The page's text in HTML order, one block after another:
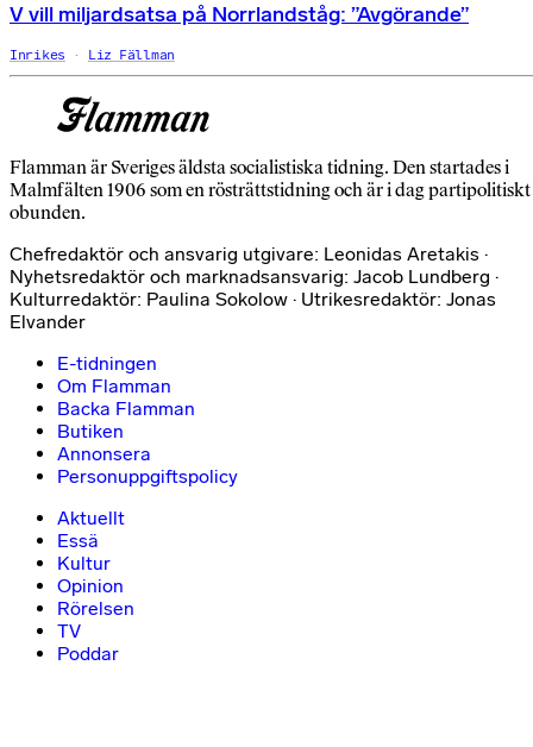
V vill miljardsatsa på Norrlandståg: ”Avgörande”
Inrikes Liz Fällman
Flamman är Sveriges äldsta socialistiska tidning. Den startades i
Malmfälten 1906 som en rösträttstidning och är i dag partipolitiskt
obunden.
Chefredaktör och ansvarig utgivare: Leonidas Aretakis ·
Nyhetsredaktör och marknadsansvarig: Jacob Lundberg ·
Kulturredaktör: Paulina Sokolow · Utrikesredaktör: Jonas
Elvander
E-tidningen
Om Flamman
Backa Flamman
Butiken
Annonsera
Personuppgiftspolicy
Aktuellt
Essä
Kultur
Opinion
Rörelsen
TV
Poddar